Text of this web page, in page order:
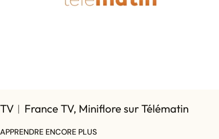
TV︱France TV, Miniflore sur Télématin
APPRENDRE ENCORE PLUS